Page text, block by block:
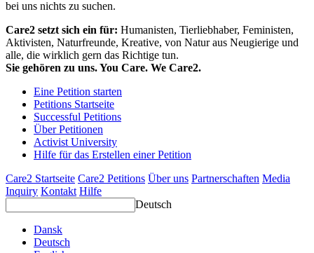
bei uns nichts zu suchen.
Care2 setzt sich ein für: Humanisten, Tierliebhaber, Feministen,
Aktivisten, Naturfreunde, Kreative, von Natur aus Neugierige und
alle, die wirklich gern das Richtige tun.
Sie gehören zu uns. You Care. We Care2.
Eine Petition starten
Petitions Startseite
Successful Petitions
Über Petitionen
Activist University
Hilfe für das Erstellen einer Petition
Care2 Startseite Care2 Petitions Über uns Partnerschaften Media
Inquiry Kontakt Hilfe
Deutsch
Dansk
Deutsch